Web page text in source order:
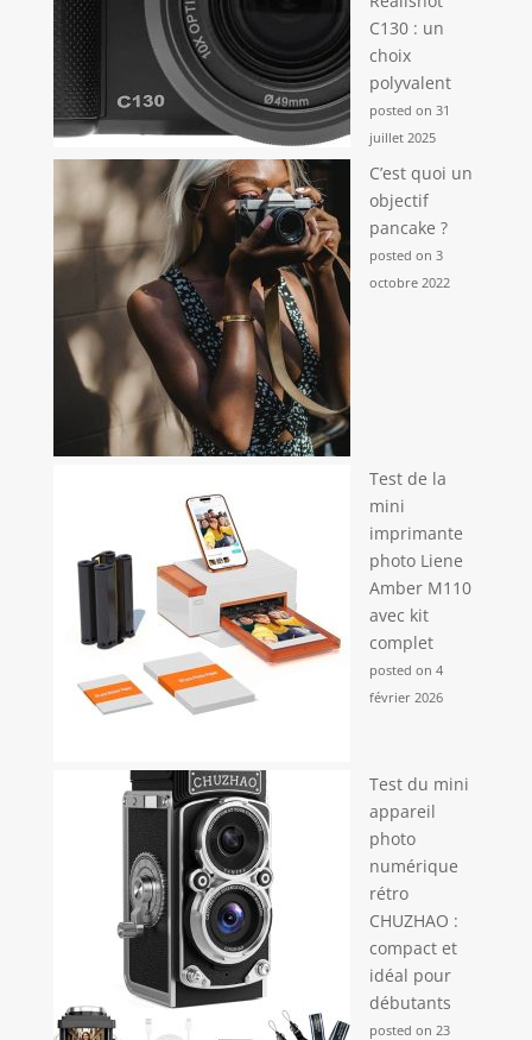
C130 : un
choix
polyvalent
posted on 31
juillet 2025
C’est quoi un
objectif
pancake ?
posted on 3
octobre 2022
Test de la
mini
imprimante
photo Liene
Amber M110
avec kit
complet
posted on 4
février 2026
Test du mini
appareil
photo
numérique
rétro
CHUZHAO :
compact et
idéal pour
débutants
posted on 23